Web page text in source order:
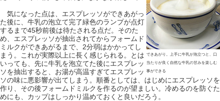
できあがり。上手に牛乳が泡立つと、口
当たりが良く自然な牛乳の甘みを楽しむ
事ができる
気になった点は、エスプレッソができあがっ
た後に、牛乳の泡立て完了緑色のランプが点灯
するまで45秒前後は待たされる点だ。そのた
め、エスプレッソが抽出されてからフォームド
ミルクができあがるまで、2分弱はかかってし
まう。これが実際以上に長く感じられる。とは
いっても、先に牛乳を泡立てた後にエスプレッ
ソを抽出すると、お湯が高温すぎてエスプレッ
ソの味に悪影響が出てしまう。順番としては、はじめにエスプレッソを
作り、その後フォームドミルクを作るのが望ましい。冷めるのを防ぐた
めにも、カップはしっかり温めておくと良いだろう。